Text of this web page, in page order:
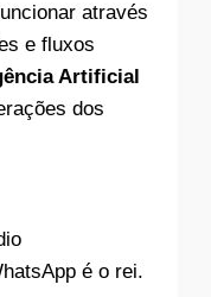
através
e fluxos
Artificial
dos
é o rei.